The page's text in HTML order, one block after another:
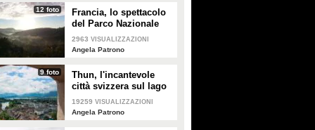
12 foto
Francia, lo spettacolo
del Parco Nazionale
delle Cevennes
2963 VISUALIZZAZIONI
Angela Patrono
9 foto
Thun, l'incantevole
città svizzera sul lago
19259 VISUALIZZAZIONI
Angela Patrono